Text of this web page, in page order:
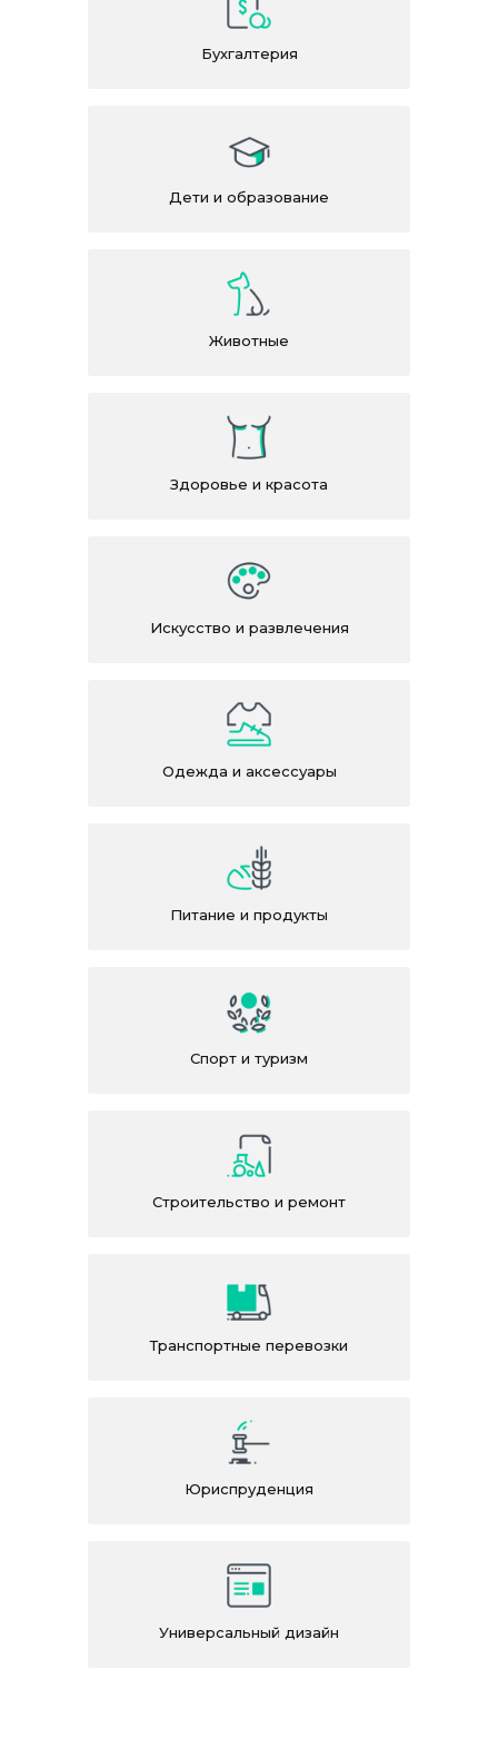
Бухгалтерия
Дети и образование
Животные
Здоровье и красота
Искусство и развлечения
Одежда и аксессуары
Питание и продукты
Спорт и туризм
Строительство и ремонт
Транспортные перевозки
Юриспруденция
Универсальный дизайн